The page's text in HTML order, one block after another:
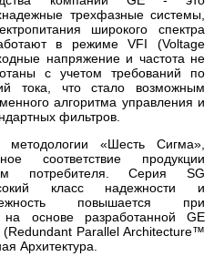
трехфазные системы,
широкого спектра
в режиме VFI (Voltage
напряжение и частота не
с учетом требований по
тока, что стало возможным
алгоритма управления и
фильтров.
«Шесть Сигма»,
соответствие продукции
потребителя. Серия SG
класс надежности и
повышается при
основе разработанной GE
Parallel Architecture™
Архитектура.